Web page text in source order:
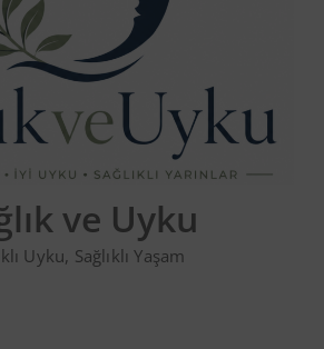
ve Uyku
Uyku, Sağlıklı Yaşam